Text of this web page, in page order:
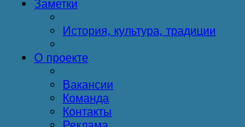
Заметки
История, культура, традиции
О проекте
Вакансии
Команда
Контакты